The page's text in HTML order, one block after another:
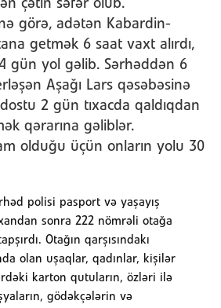
çətin səfər olub.
görə, adətən Kabardin-
getmək 6 saat vaxt alırdı,
gün yol gəlib. Sərhəddən 6
Aşağı Lars qəsəbəsinə
2 gün tıxacda qaldıqdan
qərarına gəliblər.
olduğu üçün onların yolu 30
polisi pasport və yaşayış
sonra 222 nömrəli otağa
Otağın qarşısındakı
olan uşaqlar, qadınlar, kişilər
karton qutuların, özləri ilə
gödəkçələrin və